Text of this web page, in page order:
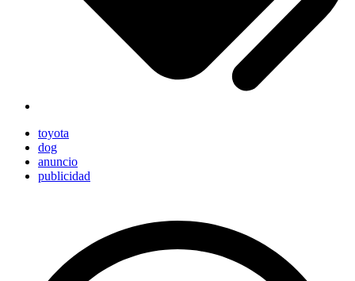
toyota
dog
anuncio
publicidad